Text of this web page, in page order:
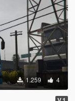
1.259 4